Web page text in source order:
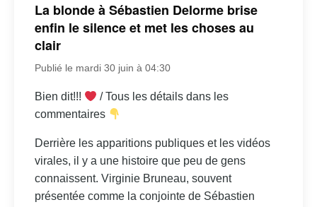
La blonde à Sébastien Delorme brise
enfin le silence et met les choses au
clair
Publié le mardi 30 juin à 04:30
Bien dit!!!
/ Tous les détails dans les
commentaires
Derrière les apparitions publiques et les vidéos
virales, il y a une histoire que peu de gens
connaissent. Virginie Bruneau, souvent
présentée comme la conjointe de Sébastien